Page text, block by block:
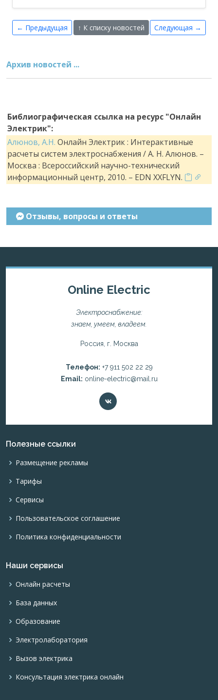
← Предыдущая ↑ К списку новостей Следующая →
Архив новостей ...
Библиографическая ссылка на ресурс "Онлайн
Электрик":
Алюнов, А.Н. Онлайн Электрик : Интерактивные
расчеты систем электроснабжения / А. Н. Алюнов. –
Москва : Всероссийский научно-технический
информационный центр, 2010. – EDN XXFLYN.
Отзывы, вопросы и ответы
Online Electric
Электроснабжение:
знаем, умеем, владеем.
Россия, г. Москва
Телефон: +7 911 502 22 29
Email: online-electric@mail.ru
Полезные ссылки
Размещение рекламы
Тарифы
Сервисы
Пользовательское соглашение
Политика конфиденциальности
Наши сервисы
Онлайн расчеты
База данных
Образование
Электролаборатория
Вызов электрика
Консультация электрика онлайн